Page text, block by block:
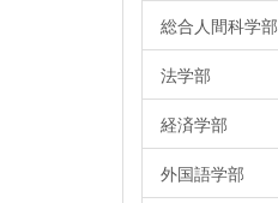
総合人間科学部
法学部
経済学部
外国語学部